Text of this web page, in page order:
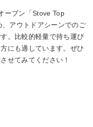
ーブン「Stove Top
アウトドアシーンでのご
。比較的軽量で持ち運び
にも適しています。ぜひ
せてみてください！